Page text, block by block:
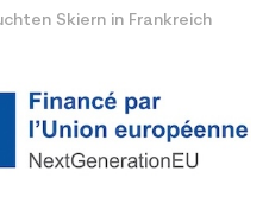
Skiern in Frankreich